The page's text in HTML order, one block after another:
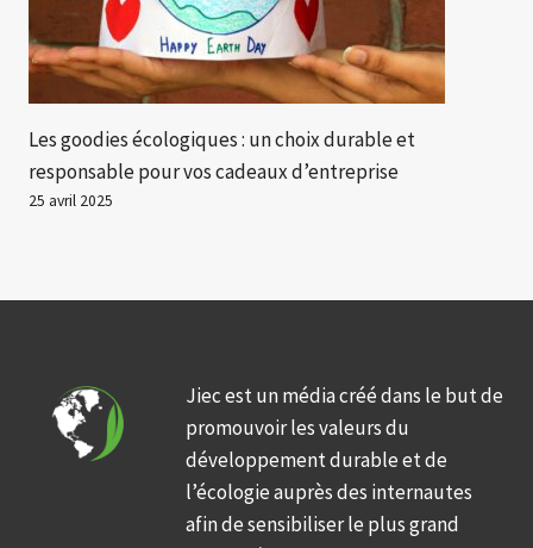
Les goodies écologiques : un choix durable et
responsable pour vos cadeaux d’entreprise
25 avril 2025
Jiec est un média créé dans le but de
promouvoir les valeurs du
développement durable et de
l’écologie auprès des internautes
afin de sensibiliser le plus grand